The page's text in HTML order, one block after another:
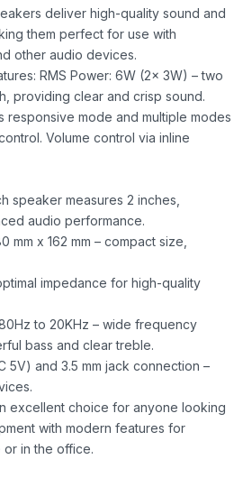
deliver high-quality sound and
them perfect for use with
other audio devices.
RMS Power: 6W (2x 3W) – two
providing clear and crisp sound.
responsive mode and multiple modes
Volume control via inline
speaker measures 2 inches,
audio performance.
mm x 162 mm – compact size,
impedance for high-quality
to 20KHz – wide frequency
bass and clear treble.
5V) and 3.5 mm jack connection –
excellent choice for anyone looking
with modern features for
in the office.